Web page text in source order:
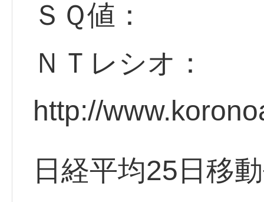
ＳＱ値：
ＮＴレシオ：
http://
日経平均25日移